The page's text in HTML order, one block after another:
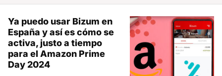
Ya puedo usar Bizum en
España y así es cómo se
activa, justo a tiempo
para el Amazon Prime
Day 2024